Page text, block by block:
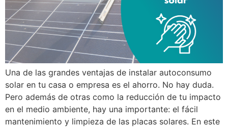
Una de las grandes ventajas de instalar autoconsumo
solar en tu casa o empresa es el ahorro. No hay duda.
Pero además de otras como la reducción de tu impacto
en el medio ambiente, hay una importante: el fácil
mantenimiento y limpieza de las placas solares. En este